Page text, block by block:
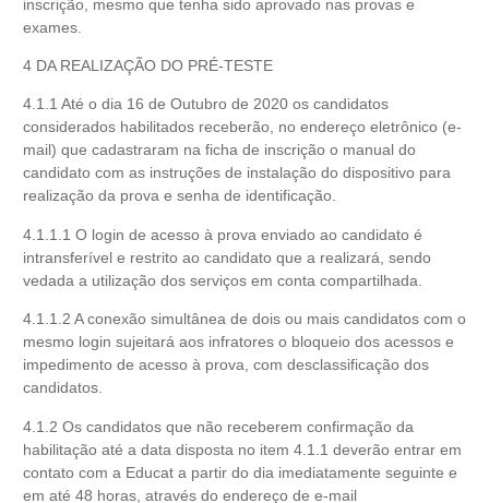
inscrição, mesmo que tenha sido aprovado nas provas e
exames.
4 DA REALIZAÇÃO DO PRÉ-TESTE
4.1.1 Até o dia 16 de Outubro de 2020 os candidatos
considerados habilitados receberão, no endereço eletrônico (e-
mail) que cadastraram na ficha de inscrição o manual do
candidato com as instruções de instalação do dispositivo para
realização da prova e senha de identificação.
4.1.1.1 O login de acesso à prova enviado ao candidato é
intransferível e restrito ao candidato que a realizará, sendo
vedada a utilização dos serviços em conta compartilhada.
4.1.1.2 A conexão simultânea de dois ou mais candidatos com o
mesmo login sujeitará aos infratores o bloqueio dos acessos e
impedimento de acesso à prova, com desclassificação dos
candidatos.
4.1.2 Os candidatos que não receberem confirmação da
habilitação até a data disposta no item 4.1.1 deverão entrar em
contato com a Educat a partir do dia imediatamente seguinte e
em até 48 horas, através do endereço de e-mail